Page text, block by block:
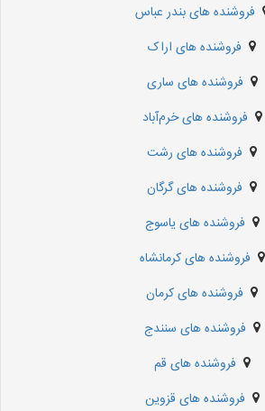
فروشنده های بندر عباس
فروشنده های اراک
فروشنده های ساری
فروشنده های خرم‌آباد
فروشنده های رشت
فروشنده های گرگان
فروشنده های یاسوج
فروشنده های کرمانشاه
فروشنده های کرمان
فروشنده های سنندج
فروشنده های قم
فروشنده های قزوین